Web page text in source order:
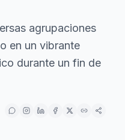
agrupaciones
en un vibrante
durante un fin de